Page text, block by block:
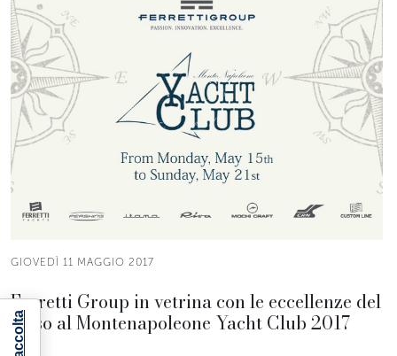
GIOVEDÌ 11 MAGGIO 2017
Ferretti Group in vetrina con le eccellenze del
lusso al Montenapoleone Yacht Club 2017